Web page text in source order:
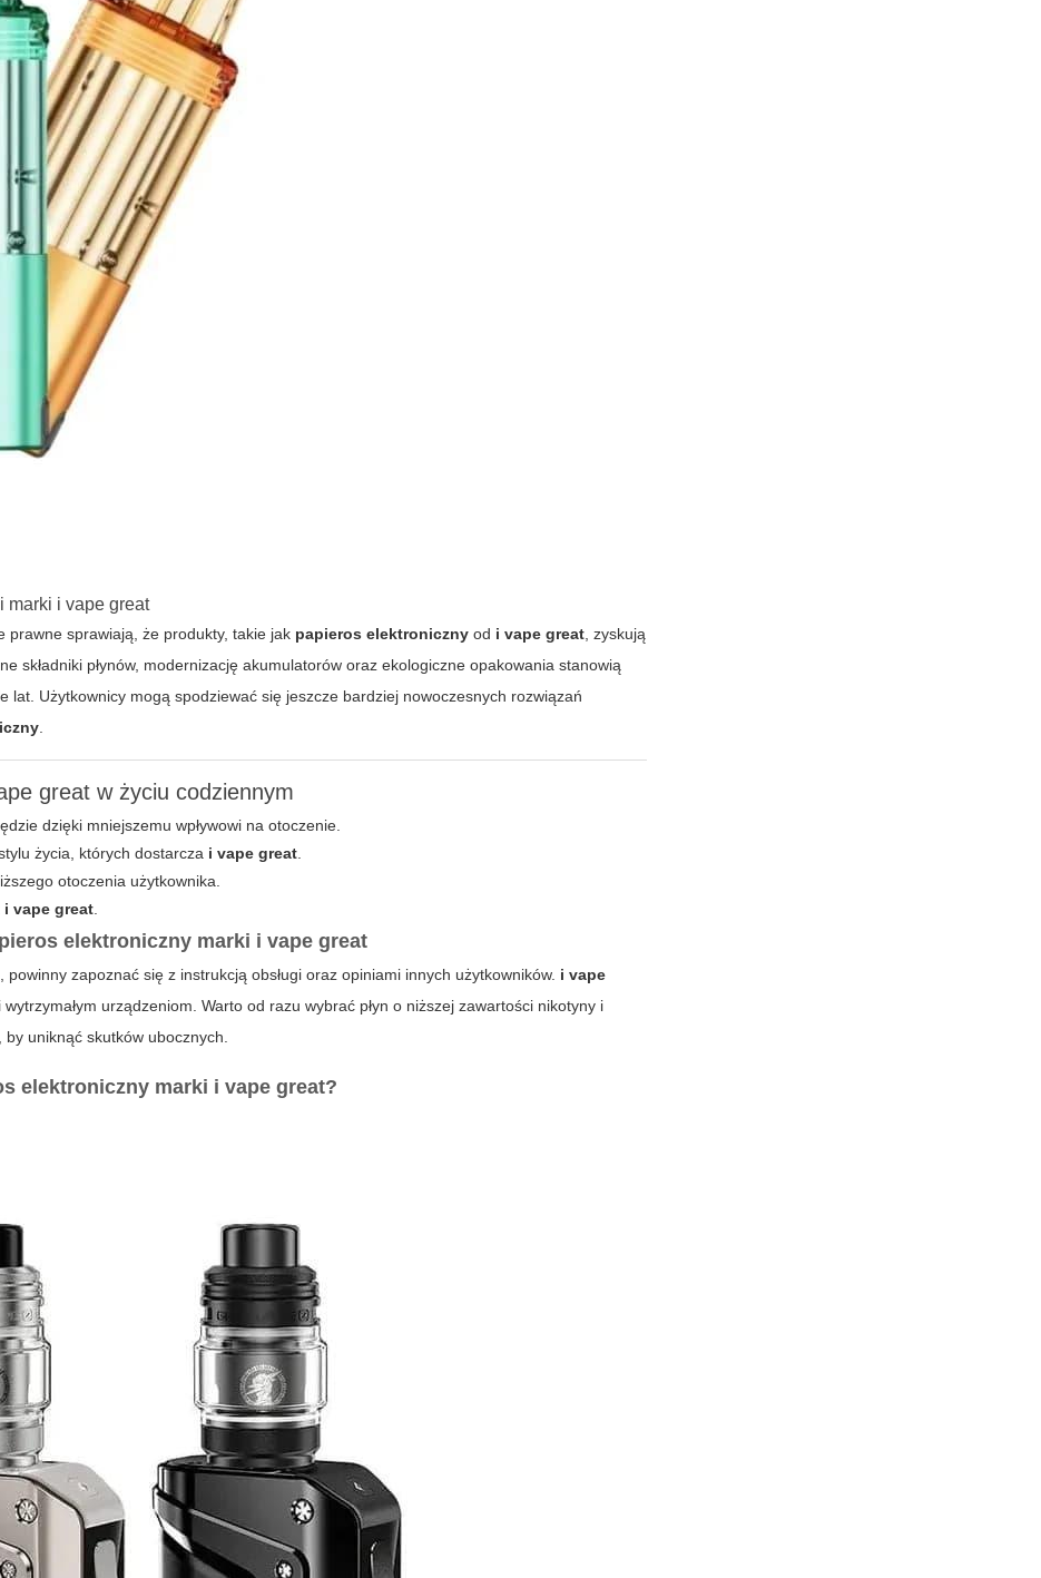
marki i vape great
prawne sprawiają, że produkty, takie jak papieros elektroniczny od i vape great , zyskują
składniki płynów, modernizację akumulatorów oraz ekologiczne opakowania stanowią
Użytkownicy mogą spodziewać się jeszcze bardziej nowoczesnych rozwiązań
great w życiu codziennym
dzięki mniejszemu wpływowi na otoczenie.
życia, których dostarcza i vape great
otoczenia użytkownika.
i vape great
elektroniczny marki i vape great
zapoznać się z instrukcją obsługi oraz opiniami innych użytkowników. i vape
urządzeniom. Warto od razu wybrać płyn o niższej zawartości nikotyny i
uniknąć skutków ubocznych.
elektroniczny marki i vape great?